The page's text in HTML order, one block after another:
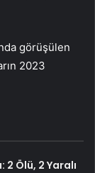
görüşülen
2023
2 Ölü, 2 Yaralı